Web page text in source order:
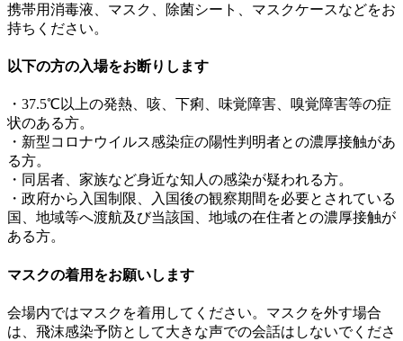
携帯用消毒液、マスク、除菌シート、マスクケースなどをお
持ちください。
以下の方の入場をお断りします
・37.5℃以上の発熱、咳、下痢、味覚障害、嗅覚障害等の症
状のある方。
・新型コロナウイルス感染症の陽性判明者との濃厚接触があ
る方。
・同居者、家族など身近な知人の感染が疑われる方。
・政府から入国制限、入国後の観察期間を必要とされている
国、地域等へ渡航及び当該国、地域の在住者との濃厚接触が
ある方。
マスクの着用をお願いします
会場内ではマスクを着用してください。マスクを外す場合
は、飛沫感染予防として大きな声での会話はしないでくださ